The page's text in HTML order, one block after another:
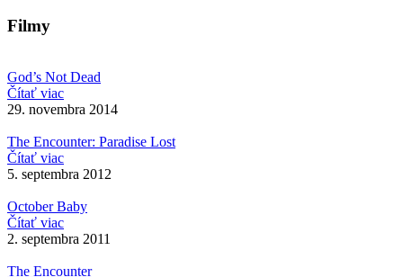
Filmy
God’s Not Dead
Čítať viac
29. novembra 2014
The Encounter: Paradise Lost
Čítať viac
5. septembra 2012
October Baby
Čítať viac
2. septembra 2011
The Encounter